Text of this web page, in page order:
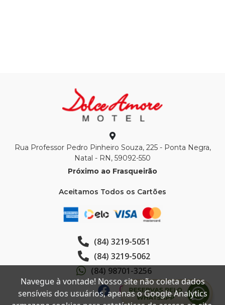
Rua Professor Pedro Pinheiro Souza, 225 - Ponta Negra,
Natal - RN, 59092-550
Próximo ao Frasqueirão
Aceitamos Todos os Cartões
(84) 3219-5051
(84) 3219-5062
(84) 98701-3256
Navegue à vontade! Nosso site não coleta dados
sensíveis dos usuários, apenas o Google Analytics